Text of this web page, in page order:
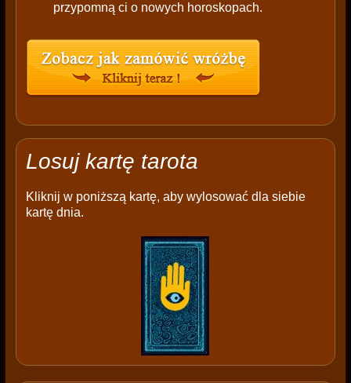
przypomną ci o nowych horoskopach.
Losuj kartę tarota
Kliknij w poniższą kartę, aby wylosować dla siebie
kartę dnia.